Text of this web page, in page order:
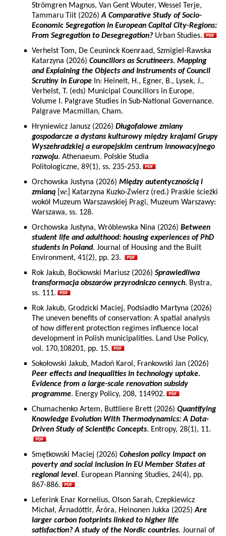
Strömgren Magnus, Van Gent Wouter, Wessel Terje,
Tammaru Tiit (2026)A Comparative Study of Socio-
Economic Segregation in European Capital City-Regions:
From Segregation to Desegregation? Urban Studies.
Verhelst Tom, De Ceuninck Koenraad, Szmigiel-Rawska
Katarzyna (2026) Councillors as Scrutineers. Mapping
and Explaining the Objects and Instruments of Council
Scrutiny in Europe In: Heinelt, H., Egner, B., Lysek, J.,
Verhelst, T. (eds) Municipal Councillors in Europe,
Volume I. Palgrave Studies in Sub-National Governance.
Palgrave Macmillan, Cham.
Hryniewicz Janusz (2026) Długofalowe zmiany
gospodarcze a dystans kulturowy między krajami Grupy
Wyszehradzkiej a europejskim centrum innowacyjnego
rozwoju. Athenaeum. Polskie Studia
Politologiczne, 89(1), ss. 235-253.
Orchowska Justyna (2026) Między autentycznością i
zmianą [w:] Katarzyna Kuzko-Zwierz (red.) Praskie ścieżki
wokół Muzeum Warszawskiej Pragi, Muzeum Warszawy:
Warszawa, ss. 128.
Orchowska Justyna, Wróblewska Nina (2026) Between
student life and adulthood: housing experiences of PhD
students in Poland. Journal of Housing and the Built
Environment, 41(2), pp. 23.
Rok Jakub, Boćkowski Mariusz (2026) Sprawiedliwa
transformacja obszarów przyrodniczo cennych. Bystra,
ss. 111.
Rok Jakub, Grodzicki Maciej, Podsiadło Martyna (2026)
The uneven benefits of conservation: A spatial analysis
of how different protection regimes influence local
development in Polish municipalities. Land Use Policy,
vol. 170,108201, pp. 15.
Sokołowski Jakub, Madoń Karol, Frankowski Jan (2026)
Peer effects and inequalities in technology uptake.
Evidence from a large-scale renovation subsidy
programme. Energy Policy, 208, 114902.
Chumachenko Artem, Buttliere Brett (2026) Quantifying
Knowledge Evolution With Thermodynamics: A Data-
Driven Study of Scientific Concepts. Entropy, 28(1), 11.
Smętkowski Maciej (2026) Cohesion policy impact on
poverty and social inclusion in EU Member States at
regional level. European Planning Studies, 24(4), pp.
867-886.
Leferink Enar Kornelius, Olson Sarah, Czepkiewicz
Michał, Árnadóttir, Áróra, Heinonen Jukka (2025)Are
larger carbon footprints linked to higher life
satisfaction? A study of the Nordic countries. Journal of